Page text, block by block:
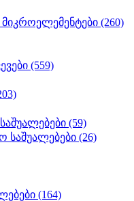
მიკროელემენტები (260)
(559)
(59)
საშუალებები (26)
(164)